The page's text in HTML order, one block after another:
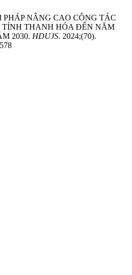
NÂNG CAO CÔNG TÁC
THANH HÓA ĐẾN NĂM
2030. HDUJS. 2024;(70).